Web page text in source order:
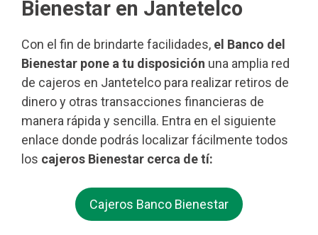
Bienestar en Jantetelco
Con el fin de brindarte facilidades, el Banco del
Bienestar pone a tu disposición una amplia red
de cajeros en Jantetelco para realizar retiros de
dinero y otras transacciones financieras de
manera rápida y sencilla. Entra en el siguiente
enlace donde podrás localizar fácilmente todos
los cajeros Bienestar cerca de tí:
Cajeros Banco Bienestar